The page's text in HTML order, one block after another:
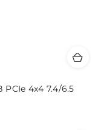
PCIe 4x4 7.4/6.5